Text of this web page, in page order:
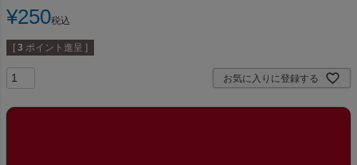
¥250税込
[ 3 ポイント進呈 ]
お気に入りに登録する